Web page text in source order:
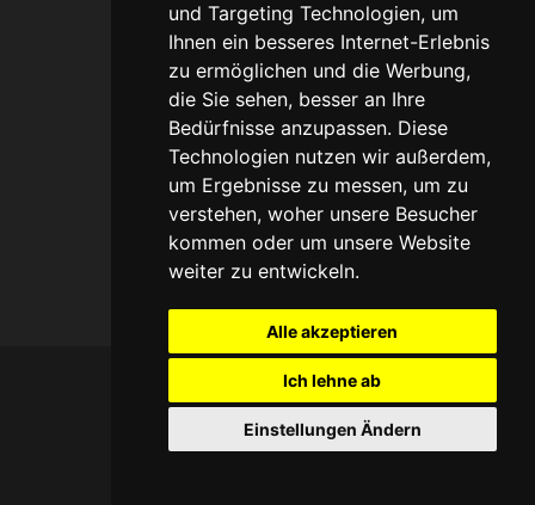
und Targeting Technologien, um
Ihnen ein besseres Internet-Erlebnis
zu ermöglichen und die Werbung,
die Sie sehen, besser an Ihre
Bedürfnisse anzupassen. Diese
Technologien nutzen wir außerdem,
um Ergebnisse zu messen, um zu
verstehen, woher unsere Besucher
kommen oder um unsere Website
weiter zu entwickeln.
Alle akzeptieren
Ich lehne ab
Einstellungen Ändern
Datenschutz
Impressum
Haftungsausschuss
Bereitstellung durchw3e.de